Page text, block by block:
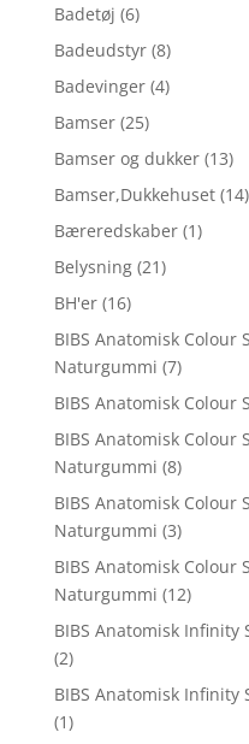
Badetøj (6)
Badeudstyr (8)
Badevinger (4)
Bamser (25)
Bamser og dukker (13)
Bamser,Dukkehuset (14)
Bæreredskaber (1)
Belysning (21)
BH'er (16)
BIBS Anatomisk Colour
Naturgummi (7)
BIBS Anatomisk Colour
BIBS Anatomisk Colour
Naturgummi (8)
BIBS Anatomisk Colour
Naturgummi (3)
BIBS Anatomisk Colour
Naturgummi (12)
BIBS Anatomisk Infinity
(2)
BIBS Anatomisk Infinity
(1)